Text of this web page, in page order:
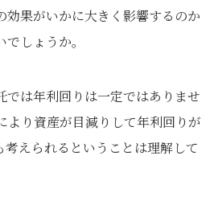
効果がいかに大きく影響するのか
しょうか。
では年利回りは一定ではありませ
より資産が目減りして年利回りが
えられるということは理解して